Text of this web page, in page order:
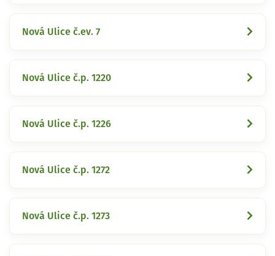
Nová Ulice č.ev. 7
Nová Ulice č.p. 1220
Nová Ulice č.p. 1226
Nová Ulice č.p. 1272
Nová Ulice č.p. 1273